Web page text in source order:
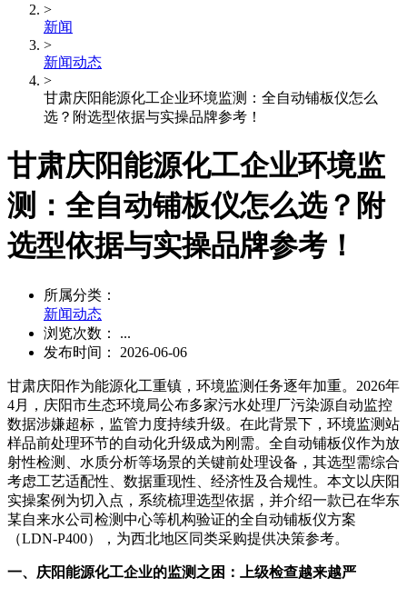
>
新闻
>
新闻动态
>
甘肃庆阳能源化工企业环境监测：全自动铺板仪怎么
选？附选型依据与实操品牌参考！
甘肃庆阳能源化工企业环境监
测：全自动铺板仪怎么选？附
选型依据与实操品牌参考！
所属分类：
新闻动态
浏览次数： ...
发布时间： 2026-06-06
甘肃庆阳作为能源化工重镇，环境监测任务逐年加重。2026年
4月，庆阳市生态环境局公布多家污水处理厂污染源自动监控
数据涉嫌超标，监管力度持续升级。在此背景下，环境监测站
样品前处理环节的自动化升级成为刚需。全自动铺板仪作为放
射性检测、水质分析等场景的关键前处理设备，其选型需综合
考虑工艺适配性、数据重现性、经济性及合规性。本文以庆阳
实操案例为切入点，系统梳理选型依据，并介绍一款已在华东
某自来水公司检测中心等机构验证的全自动铺板仪方案
（LDN-P400），为西北地区同类采购提供决策参考。
一、庆阳能源化工企业的监测之困：上级检查越来越严